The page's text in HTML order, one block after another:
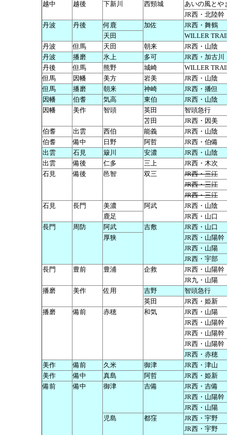
越中
越後 下新川 西頸城
あいの風とや
JR西・北陸幹
丹波
丹後 何鹿 加佐
JR西・舞鶴
天田
WILLER
丹波
但馬 天田 朝来
JR西・山陰
丹波
播磨 氷上 多可
JR西・加古川
丹後
但馬 熊野 城崎
WILLER
但馬
因幡 美方 岩美
JR西・山陰
但馬
播磨 朝来 神崎
JR西・播但
因幡
伯耆 気高 東伯
JR西・山陰
因幡
美作 智頭 英田
智頭急行
苫田
JR西・因美
伯耆
出雲 西伯 能義
JR西・山陰
伯耆
備中 日野 阿哲
JR西・伯備
出雲
石見 簸川 安濃
JR西・山陰
出雲
備後 仁多 三上
JR西・木次
石見
備後 邑智 双三
JR西・三江
JR西・三江
JR西・三江
石見
長門 美濃 阿武
JR西・山陰
鹿足
JR西・山口
長門
周防 阿武 吉敷
JR西・山口
厚狭
JR西・山陽幹
JR西・山陽
JR西・宇部
長門
豊前 豊浦 企救
JR西・山陽幹
JR九・山陽
播磨
美作 佐用 吉野
智頭急行
英田
JR西・姫新
播磨
備前 赤穂 和気
JR西・山陽
JR西・山陽幹
JR西・山陽幹
JR西・山陽幹
JR西・赤穂
美作
備前 久米 御津
JR西・津山
美作
備中 真島 阿哲
JR西・姫新
備前
備中 御津 吉備
JR西・吉備
JR西・山陽幹
JR西・山陽
児島
都窪
JR西・宇野
JR西・宇野